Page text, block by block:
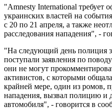
"Amnesty International требует
украинских властей на
с 20 по 21 апреля, а также
расследования нападения", -
"На следующий день полиция
поступали заявления по
они не могут
активистов, с которыми
крайней мере, один из ромов,
нападения, вызвал полицию и
автомобиля", - говорится в